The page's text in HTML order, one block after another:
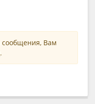
сообщения, Вам
.